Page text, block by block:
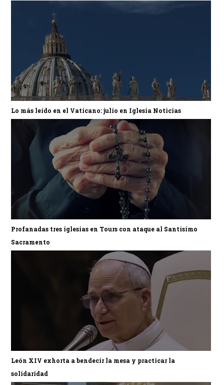
Lo más leído en el Vaticano: julio en Iglesia Noticias
Profanadas tres iglesias en Tours con ataque al Santísimo
Sacramento
León XIV exhorta a bendecir la mesa y practicar la
solidaridad